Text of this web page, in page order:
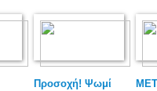
Προσοχή! Ψωμί